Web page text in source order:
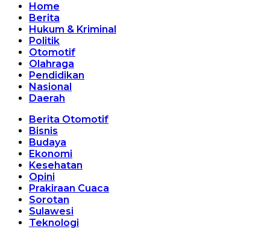
Home
Berita
Hukum & Kriminal
Politik
Otomotif
Olahraga
Pendidikan
Nasional
Daerah
Berita Otomotif
Bisnis
Budaya
Ekonomi
Kesehatan
Opini
Prakiraan Cuaca
Sorotan
Sulawesi
Teknologi